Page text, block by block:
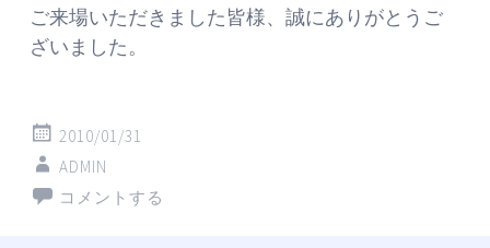
ご来場いただきました皆様、誠にありがとうご
ざいました。
2010/01/31
ADMIN
コメントする